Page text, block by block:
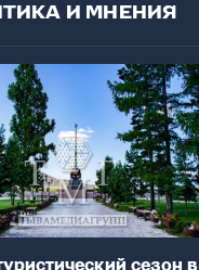
И МНЕНИЯ